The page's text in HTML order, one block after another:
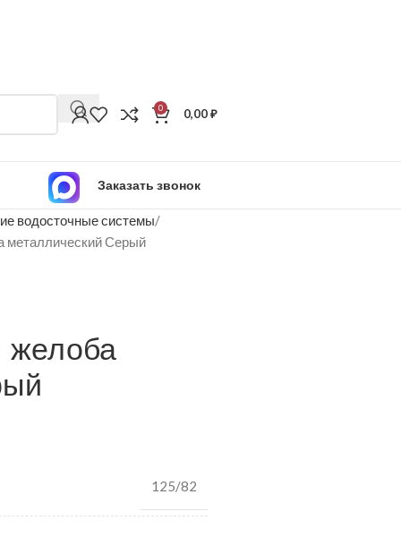
0 0,00₽
Заказать звонок
водосточные системы
металлический Серый
125/82